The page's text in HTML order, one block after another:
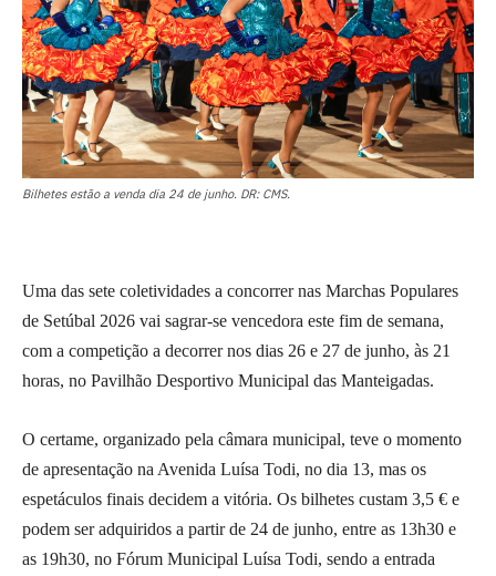
Bilhetes estão a venda dia 24 de junho. DR: CMS.
Uma das sete coletividades a concorrer nas Marchas Populares
de Setúbal 2026 vai sagrar-se vencedora este fim de semana,
com a competição a decorrer nos dias 26 e 27 de junho, às 21
horas, no Pavilhão Desportivo Municipal das Manteigadas.
O certame, organizado pela câmara municipal, teve o momento
de apresentação na Avenida Luísa Todi, no dia 13, mas os
espetáculos finais decidem a vitória. Os bilhetes custam 3,5 € e
podem ser adquiridos a partir de 24 de junho, entre as 13h30 e
as 19h30, no Fórum Municipal Luísa Todi, sendo a entrada